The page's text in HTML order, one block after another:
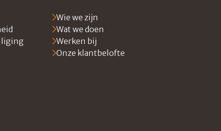
Wie we zijn
Wat we doen
Werken bij
Onze klantbelofte